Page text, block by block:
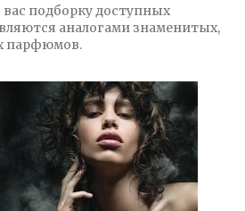
подборку доступных
аналогами знаменитых,
парфюмов.